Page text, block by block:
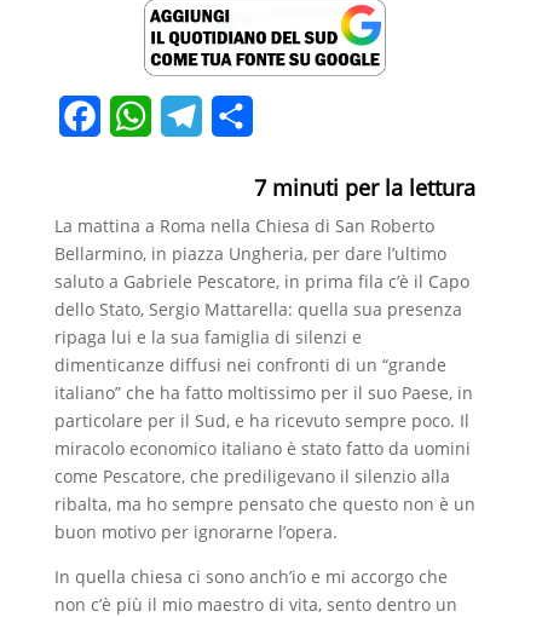
e
b
o
o
k
W
t
s
A
p
p
e
g
r
a
m
n
d
i
v
i
d
i
7minuti per la lettura
La mattina a Roma nella Chiesa di San Roberto
Bellarmino, in piazza Ungheria, per dare l’ultimo
saluto a Gabriele Pescatore, in prima fila c’è il Capo
dello Stato, Sergio Mattarella: quella sua presenza
ripaga lui e la sua famiglia di silenzi e
dimenticanze diffusi nei confronti di un “grande
italiano” che ha fatto moltissimo per il suo Paese, in
particolare per il Sud, e ha ricevuto sempre poco. Il
miracolo economico italiano è stato fatto da uomini
come Pescatore, che prediligevano il silenzio alla
ribalta, ma ho sempre pensato che questo non è un
buon motivo per ignorarne l’opera.
In quella chiesa ci sono anch’io e mi accorgo che
non c’è più il mio maestro di vita, sento dentro un